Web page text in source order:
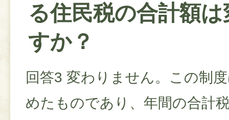
る住民税の合計額
すか？
回答3 変わりません。この制
めたものであり、年間の合計